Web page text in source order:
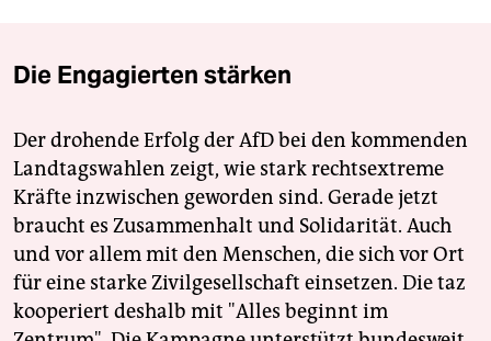
Die Engagierten stärken
Der drohende Erfolg der AfD bei den kommenden
Landtagswahlen zeigt, wie stark rechtsextreme
Kräfte inzwischen geworden sind. Gerade jetzt
braucht es Zusammenhalt und Solidarität. Auch
und vor allem mit den Menschen, die sich vor Ort
für eine starke Zivilgesellschaft einsetzen. Die taz
kooperiert deshalb mit "Alles beginnt im